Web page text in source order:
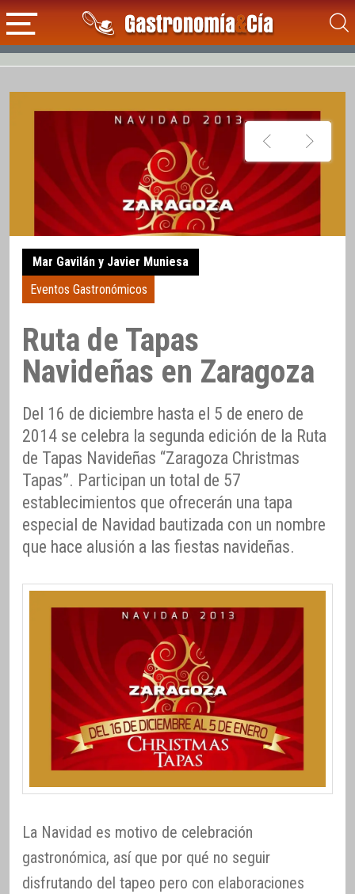
Mar Gavilán y Javier Muniesa
Eventos Gastronómicos
Ruta de Tapas
Navideñas en Zaragoza
Del 16 de diciembre hasta el 5 de enero de
2014 se celebra la segunda edición de la Ruta
de Tapas Navideñas “Zaragoza Christmas
Tapas”. Participan un total de 57
establecimientos que ofrecerán una tapa
especial de Navidad bautizada con un nombre
que hace alusión a las fiestas navideñas.
La Navidad es motivo de celebración
gastronómica, así que por qué no seguir
disfrutando del tapeo pero con elaboraciones